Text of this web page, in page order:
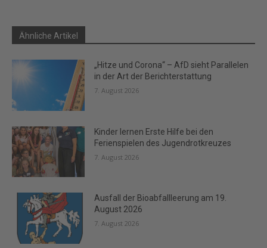
Ähnliche Artikel
„Hitze und Corona“ – AfD sieht Parallelen
in der Art der Berichterstattung
7. August 2026
Kinder lernen Erste Hilfe bei den
Ferienspielen des Jugendrotkreuzes
7. August 2026
Ausfall der Bioabfallleerung am 19.
August 2026
7. August 2026